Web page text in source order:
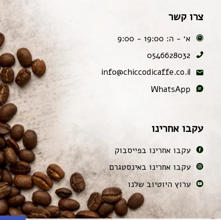
צרו קשר
א׳ - ה: 19:00 - 9:00
0546628032
info@chiccodicaffe.co.il
WhatsApp
עקבו אחרינו
עקבו אחרינו בפייסבוק
עקבו אחרינו באינסטגרם
ערוץ היוטיוב שלנו